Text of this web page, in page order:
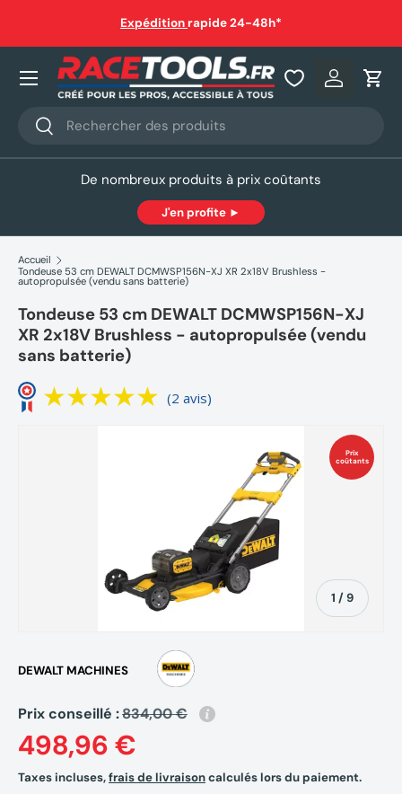
Aller au contenu
Expédition rapide 24-48h*
Recherche
Rechercher
Se
Nos produits
De nombreux produits à prix coûtants
J'en profite ►
Accueil
Tondeuse 53 cm DEWALT DCMWSP156N-XJ XR 2x18V Brushless -
autopropulsée (vendu sans batterie)
Tondeuse 53 cm DEWALT DCMWSP156N-XJ
XR 2x18V Brushless - autopropulsée (vendu
sans batterie)
(2 avis)
Prix
coûtants
1 /de
9
DEWALT MACHINES
Prix conseillé :834,00 €
498,96 €
Taxes incluses,frais de livraisoncalculés lors du paiement.